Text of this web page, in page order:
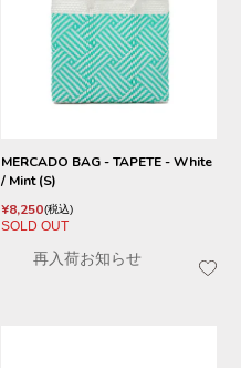
MERCADO BAG - TAPETE - White
/ Mint (S)
¥8,250 税込
SOLD OUT
再入荷お知らせ